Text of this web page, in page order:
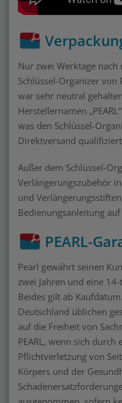
Nur zwei Werktage
Schlüssel-Organizer von
war sehr neutral
Herstellernamen
was den Schlüssel-
Direktversand
Außer dem Schlüssel-
Verlängerungszubehör
und
Bedienungsanleitung
PEARL-
Pearl gewährt seinen
zwei Jahren und eine
Beides gilt ab
Deutschland üblichen
auf die Freiheit von
PEARL, wenn sich durch
Pflichtverletzung von
Körpers und der